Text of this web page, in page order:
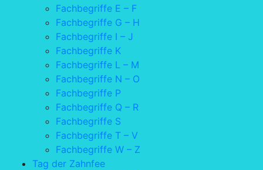
Fachbegriffe E – F
Fachbegriffe G – H
Fachbegriffe I – J
Fachbegriffe K
Fachbegriffe L – M
Fachbegriffe N – O
Fachbegriffe P
Fachbegriffe Q – R
Fachbegriffe S
Fachbegriffe T – V
Fachbegriffe W – Z
Tag der Zahnfee